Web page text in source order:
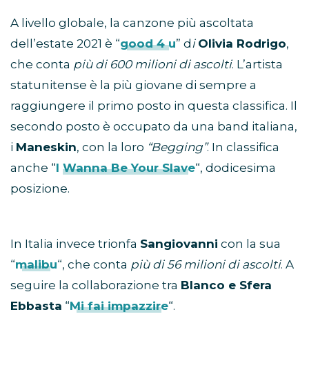
A livello globale, la canzone più ascoltata
dell’estate 2021 è “good 4 u” d i Olivia Rodrigo,
che conta più di 600 milioni di ascolti. L’artista
statunitense è la più giovane di sempre a
raggiungere il primo posto in questa classifica. Il
secondo posto è occupato da una band italiana,
i Maneskin, con la loro “Begging”. In classifica
anche “I Wanna Be Your Slave“, dodicesima
posizione.
In Italia invece trionfa Sangiovanni con la sua
“malibu“, che conta più di 56 milioni di ascolti. A
seguire la collaborazione tra Blanco e Sfera
Ebbasta “Mi fai impazzire“.